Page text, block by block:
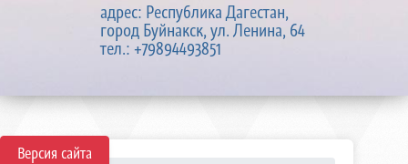
Версия сайта
адрес: Республика Дагестан,
город Буйнакск, ул. Ленина, 64
тел.: +79894493851